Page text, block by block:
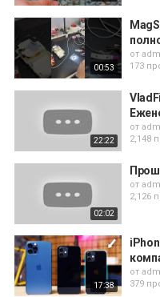
00:53
от
173
22:22
от
2,148
02:02
от
2,126
17:38
от
379